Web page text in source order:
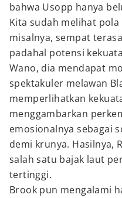
bahwa Usopp hanya
Kita sudah melihat
misalnya, sempat
padahal potensi
Wano, dia mendapat
spektakuler melawan
memperlihatkan
menggambarkan
emosionalnya sebagai
demi krunya. Hasilnya,
salah satu bajak laut
tertinggi.
Brook pun mengalami